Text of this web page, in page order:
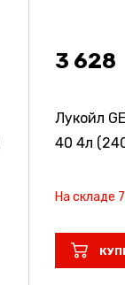
3 628
Лукойл
40 4л
На складе